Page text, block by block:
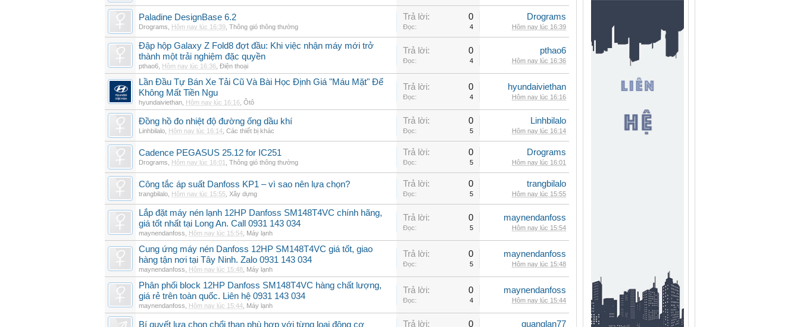
Paladine DesignBase 6.2
Drograms Hôm nay lúc 16:39 Thông gió thông thường
Trả lời: 0
Đọc: 4
Drograms
Hôm nay lúc 16:39
Đập hộp Galaxy Z Fold8 đợt đầu: Khi việc nhận máy mới trở
thành một trải nghiệm đặc quyền
pthao6 Hôm nay lúc 16:36 Điện thoại
Trả lời: 0
Đọc: 4
pthao6
Hôm nay lúc 16:36
Lần Đầu Tự Bán Xe Tải Cũ Và Bài Học Định Giá "Máu Mặt" Để
Không Mất Tiền Ngu
hyundaiviethan Hôm nay lúc 16:16 Ôtô
Trả lời: 0
Đọc: 4
hyundaiviethan
Hôm nay lúc 16:16
Đồng hồ đo nhiệt độ đường ống dầu khí
Linhbilalo Hôm nay lúc 16:14 Các thiết bị khác
Trả lời: 0
Đọc: 5
Linhbilalo
Hôm nay lúc 16:14
Cadence PEGASUS 25.12 for IC251
Drograms Hôm nay lúc 16:01 Thông gió thông thường
Trả lời: 0
Đọc: 5
Drograms
Hôm nay lúc 16:01
Công tắc áp suất Danfoss KP1 – vì sao nên lựa chọn?
trangbilalo Hôm nay lúc 15:55 Xây dựng
Trả lời: 0
Đọc: 5
trangbilalo
Hôm nay lúc 15:55
Lắp đặt máy nén lạnh 12HP Danfoss SM148T4VC chính hãng,
giá tốt nhất tại Long An. Call 0931 143 034
maynendanfoss Hôm nay lúc 15:54 Máy lạnh
Trả lời: 0
Đọc: 5
maynendanfoss
Hôm nay lúc 15:54
Cung ứng máy nén Danfoss 12HP SM148T4VC giá tốt, giao
hàng tận nơi tại Tây Ninh. Zalo 0931 143 034
maynendanfoss Hôm nay lúc 15:48 Máy lạnh
Trả lời: 0
Đọc: 5
maynendanfoss
Hôm nay lúc 15:48
Phân phối block 12HP Danfoss SM148T4VC hàng chất lượng,
giá rẻ trên toàn quốc. Liên hệ 0931 143 034
maynendanfoss Hôm nay lúc 15:44 Máy lạnh
Trả lời: 0
Đọc: 4
maynendanfoss
Hôm nay lúc 15:44
Bí quyết lựa chọn chổi than phù hợp với từng loại động cơ Trả lời: 0 quanglan77